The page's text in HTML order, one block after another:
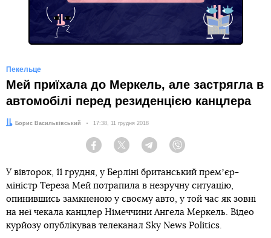
Пекельце
Мей приїхала до Меркель, але застрягла в
автомобілі перед резиденцією канцлера
Автор:Борис Васильківський Дата:
17:38, 11 грудня 2018
Facebook Twitter Telegram
У вівторок, 11 грудня, у Берліні британський премʼєр-
міністр Тереза Мей потрапила в незручну ситуацію,
опинившись замкненою у своєму авто, у той час як зовні
на неї чекала канцлер Німеччини Ангела Меркель. Відео
курйозу опублікував телеканал Sky News Politics.